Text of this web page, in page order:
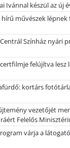
Ivánnal készül az új
művészek lépnek
Színház nyári
felújítva lesz
kortárs
vezetőjét
Felelős
várja a